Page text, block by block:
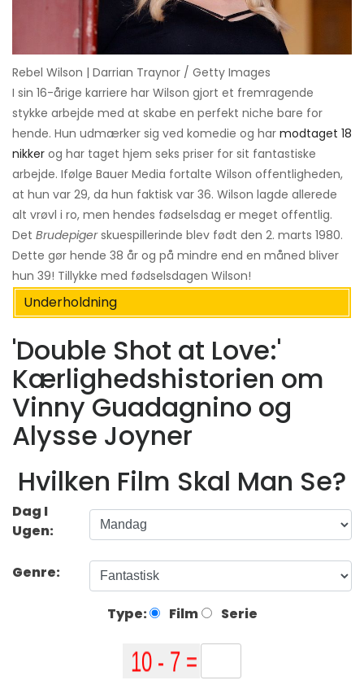
Rebel Wilson | Darrian Traynor / Getty Images
I sin 16-årige karriere har Wilson gjort et fremragende
stykke arbejde med at skabe en perfekt niche bare for
hende. Hun udmærker sig ved komedie og har modtaget 18
nikker og har taget hjem seks priser for sit fantastiske
arbejde. Ifølge Bauer Media fortalte Wilson offentligheden,
at hun var 29, da hun faktisk var 36. Wilson lagde allerede
alt vrøvl i ro, men hendes fødselsdag er meget offentlig.
Det Brudepigerskuespillerinde blev født den 2. marts 1980.
Dette gør hende 38 år og på mindre end en måned bliver
hun 39! Tillykke med fødselsdagen Wilson!
Underholdning
'Double Shot at Love:'
Kærlighedshistorien om
Vinny Guadagnino og
Alysse Joyner
Hvilken Film Skal Man Se?
Dag I
Ugen:
Genre:
Type: Film Serie